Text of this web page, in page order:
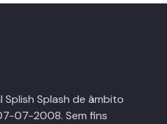
Splash de âmbito
07-2008. Sem fins